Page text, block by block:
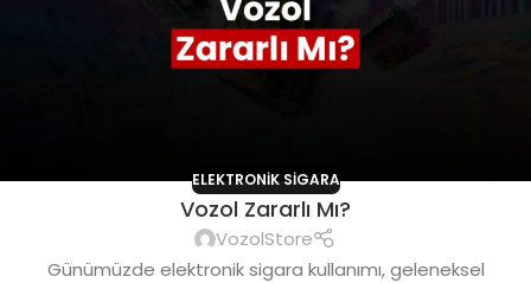
ELEKTRONIK SIGARA
Vozol Zararlı Mı?
VozolStore
Günümüzde elektronik sigara kullanımı, geleneksel